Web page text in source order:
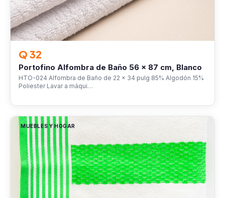
Q 32
Portofino Alfombra de Baño 56 x 87 cm, Blanco
HTO-024 Alfombra de Baño de 22 x 34 pulg 85% Algodón 15%
Poliester Lavar a máqui…
MUEBLES Y HOGAR